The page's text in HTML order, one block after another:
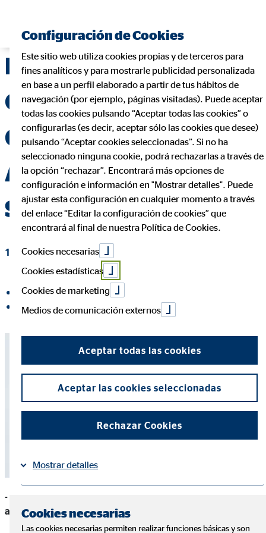
ENTREVISTA HARALD
ORTNER, DIRECTOR
GENERAL DE OVB
ALLFINANZ ESPAÑA
S.A
14 de abril de 2020|OVB Allfinanz España S.A.
compartir en Facebook
compartir en LinkedIn
- ¿Qué importancia cree que tendrá a partir de ahora el
asesoramiento personalizado en finanzas?
Configuración de Cookies
Este sitio web utiliza cookies propias y de terceros para
fines analíticos y para mostrarle publicidad personalizada
en base a un perfil elaborado a partir de tus hábitos de
navegación (por ejemplo, páginas visitadas). Puede aceptar
todas las cookies pulsando “Aceptar todas las cookies” o
configurarlas (es decir, aceptar sólo las cookies que desee)
pulsando “Aceptar cookies seleccionadas”. Si no ha
seleccionado ninguna cookie, podrá rechazarlas a través de
la opción “rechazar”. Encontrará más opciones de
configuración e información en "Mostrar detalles". Puede
ajustar esta configuración en cualquier momento a través
del enlace “Editar la configuración de cookies” que
encontrará al final de nuestra Política de Cookies.
Cookies necesarias
Cookies estadísticas
Cookies de marketing
Medios de comunicación externos
Aceptar todas las cookies
Aceptar las cookies seleccionadas
Rechazar Cookies
Mostrar detalles
Cookies necesarias
Las cookies necesarias permiten realizar funciones básicas y son